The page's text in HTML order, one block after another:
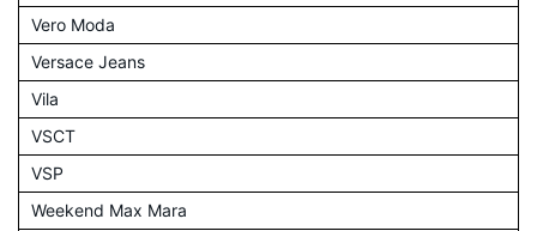
Vero Moda
Versace Jeans
Vila
VSCT
VSP
Weekend Max Mara